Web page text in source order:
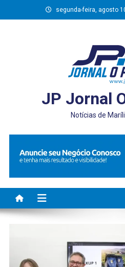
to
segunda-feira, agosto
JP Jornal
Notícias de